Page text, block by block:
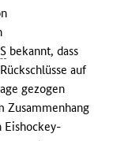
bekannt, dass
auf
gezogen
Zusammenhang